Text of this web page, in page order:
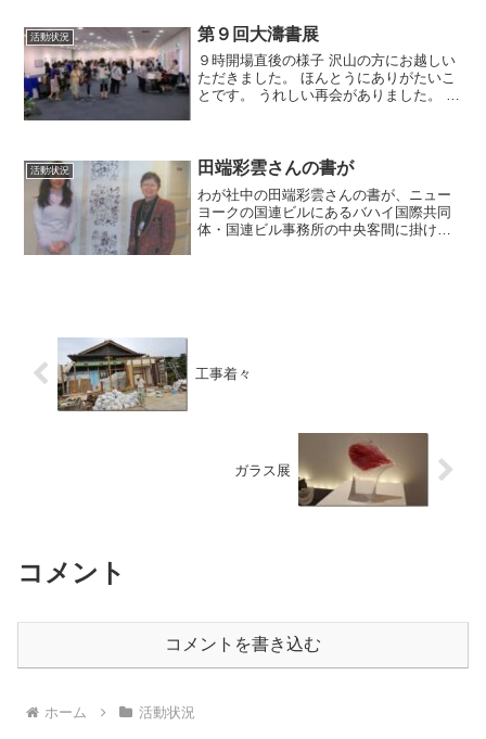
活動状況 第９回大濤書展
９時開場直後の様子 沢山の方にお越しい
ただきました。 ほんとうにありがたいこ
とです。 うれしい再会がありました。 学
れてますよ。 ...
活動状況 田端彩雲さんの書が
わが社中の田端彩雲さんの書が、ニュー
ヨークの国連ビルにあるバハイ国際共同
体・国連ビル事務所の中央客間に掛けら
工事着々
ガラス展
コメント
コメントを書き込む
ホーム 活動状況